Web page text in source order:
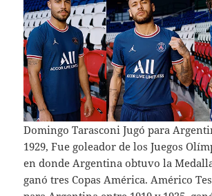
Domingo Tarasconi Jugó para
1929, Fue goleador de los Juegos
en donde Argentina obtuvo la
ganó tres Copas América. Américo